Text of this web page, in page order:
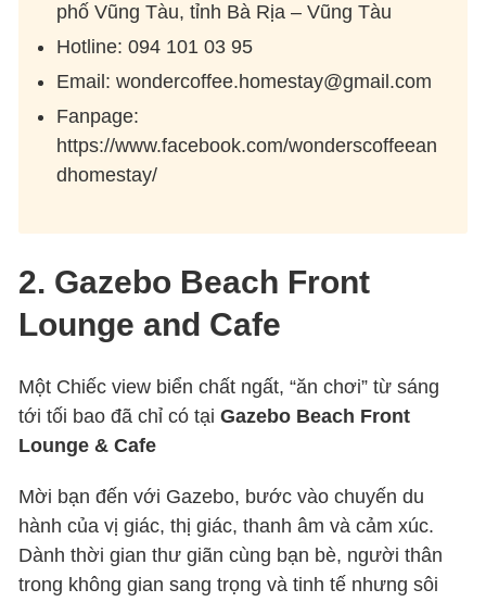
phố Vũng Tàu, tỉnh Bà Rịa – Vũng Tàu
Hotline: 094 101 03 95
Email: wondercoffee.homestay@gmail.com
Fanpage:
https://www.facebook.com/wonderscoffeean
dhomestay/
2. Gazebo Beach Front
Lounge and Cafe
Một Chiếc view biển chất ngất, “ăn chơi” từ sáng
tới tối bao đã chỉ có tạiGazebo Beach Front
Lounge & Cafe
Mời bạn đến với Gazebo, bước vào chuyến du
hành của vị giác, thị giác, thanh âm và cảm xúc.
Dành thời gian thư giãn cùng bạn bè, người thân
trong không gian sang trọng và tinh tế nhưng sôi